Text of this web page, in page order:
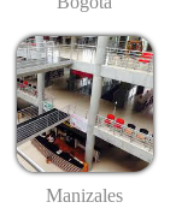
Manizales